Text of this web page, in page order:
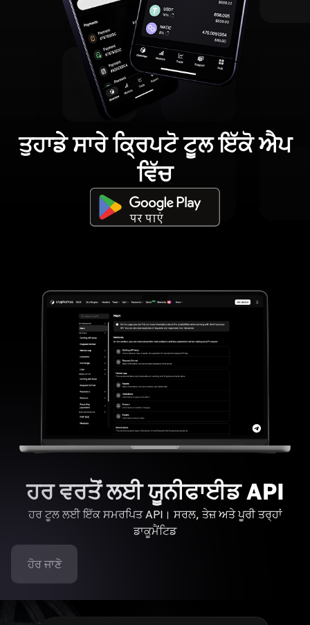
ਤੁਹਾਡੇ ਸਾਰੇ ਕ੍ਰਿਪਟੋ ਟੂਲ ਇੱਕੋ ਐਪ
ਵਿੱਚ
ਹਰ ਵਰਤੋਂ ਲਈ ਯੂਨੀਫਾਈਡ API
ਹਰ ਟੂਲ ਲਈ ਇੱਕ ਸਮਰਪਿਤ API। ਸਰਲ, ਤੇਜ਼ ਅਤੇ ਪੂਰੀ ਤਰ੍ਹਾਂ
ਡਾਕੂਮੈਂਟਿਡ
ਹੋਰ ਜਾਣੋ